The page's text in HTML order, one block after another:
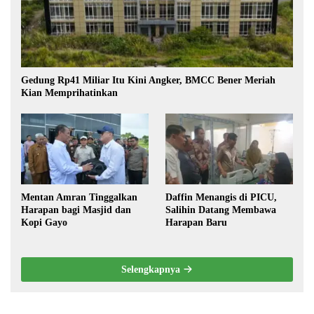
Gedung Rp41 Miliar Itu Kini Angker, BMCC Bener Meriah
Kian Memprihatinkan
Mentan Amran Tinggalkan
Harapan bagi Masjid dan
Kopi Gayo
Daffin Menangis di PICU,
Salihin Datang Membawa
Harapan Baru
Selengkapnya